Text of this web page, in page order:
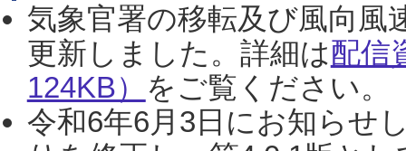
気象官署の移転及び風向風
更新しました。詳細は配信
124KB） をご覧ください。
令和6年6月3日にお知らせ